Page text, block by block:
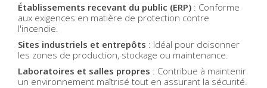
Établissements recevant du public (ERP) : Conforme
aux exigences en matière de protection contre
l'incendie.
Sites industriels et entrepôts : Idéal pour cloisonner
les zones de production, stockage ou maintenance.
Laboratoires et salles propres : Contribue à maintenir
un environnement maîtrisé tout en assurant la sécurité.